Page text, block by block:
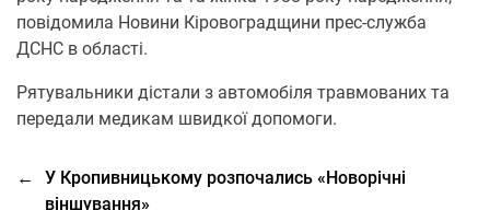
повідомила Новини Кіровоградщини прес-служба
ДСНС в області.
Рятувальники дістали з автомобіля травмованих та
передали медикам швидкої допомоги.
←
У Кропивницькому розпочались «Новорічні
віншування»